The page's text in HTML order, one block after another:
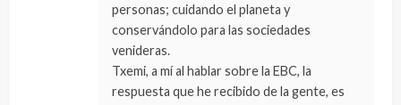
personas; cuidando el planeta y
conservándolo para las sociedades
venideras.
Txemi, a mí al hablar sobre la EBC, la
respuesta que he recibido de la gente, es